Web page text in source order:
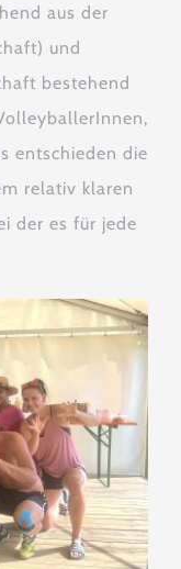
aus der
und
bestehend
entschieden die
relativ klaren
der es für jede